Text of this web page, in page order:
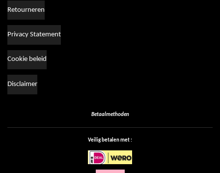
Retourneren
Privacy Statement
Cookie beleid
Disclaimer
Betaalmethoden
Veilig betalen met :